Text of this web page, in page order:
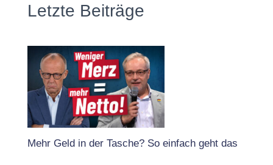
Letzte Beiträge
Mehr Geld in der Tasche? So einfach geht das